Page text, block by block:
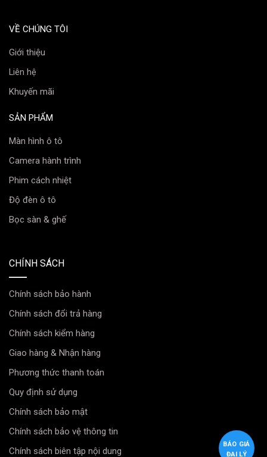
VỀ CHÚNG TÔI
Giới thiệu
Liên hệ
Khuyến mãi
SẢN PHẨM
Màn hình ô tô
Camera hành trình
Phim cách nhiệt
Độ đèn ô tô
Bọc sàn & ghế
CHÍNH SÁCH
Chính sách bảo hành
Chính sách đổi trả hàng
Chính sách kiểm hàng
Giao hàng & Nhận hàng
Phương thức thanh toán
Quy định sử dụng
Chính sách bảo mật
Chính sách bảo vệ thông tin
Chính sách biên tập nội dung
BÁO GIÁ
ĐẠI LÝ